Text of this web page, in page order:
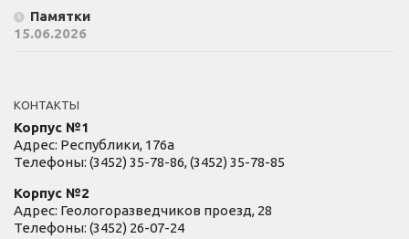
Памятки
15.06.2026
КОНТАКТЫ
Корпус №1
Адрес: Республики, 176а
Телефоны: (3452) 35-78-86, (3452) 35-78-85
Корпус №2
Адрес: Геологоразведчиков проезд, 28
Телефоны: (3452) 26-07-24